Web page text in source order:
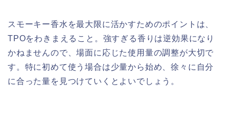
スモーキー香水を最大限に活かすためのポイントは、
TPOをわきまえること。強すぎる香りは逆効果になり
かねませんので、場面に応じた使用量の調整が大切で
す。特に初めて使う場合は少量から始め、徐々に自分
に合った量を見つけていくとよいでしょう。